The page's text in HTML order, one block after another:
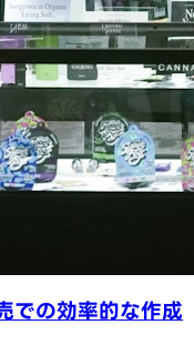
での効率的な作成